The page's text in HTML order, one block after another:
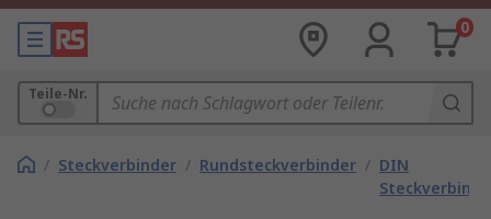
0
Teile-Nr.
/ Steckverbinder / Rundsteckverbinder / DIN